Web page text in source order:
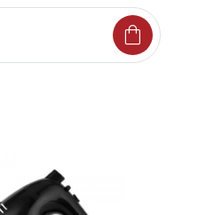
shopping_bag